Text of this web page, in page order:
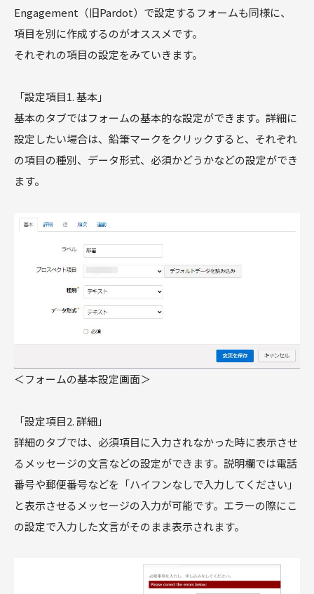
Engagement（旧Pardot）で設定するフォームも同様に、
項目を別に作成するのがオススメです。
それぞれの項目の設定をみていきます。
「設定項目1. 基本」
基本のタブではフォームの基本的な設定ができます。詳細に
設定したい場合は、鉛筆マークをクリックすると、それぞれ
の項目の種別、データ形式、必須かどうかなどの設定ができ
ます。
＜フォームの基本設定画面＞
「設定項目2. 詳細」
詳細のタブでは、必須項目に入力されなかった時に表示させ
るメッセージの文言などの設定ができます。説明欄では電話
番号や郵便番号などを「ハイフンなしで入力してください」
と表示させるメッセージの入力が可能です。エラーの際にこ
の設定で入力した文言がそのまま表示されます。